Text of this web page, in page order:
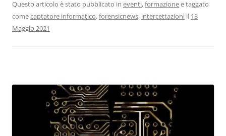
Questo articolo è stato pubblicato in eventi,formazionee taggato
comecaptatore informatico,forensicnews, intercettazioni il 13
Maggio 2021